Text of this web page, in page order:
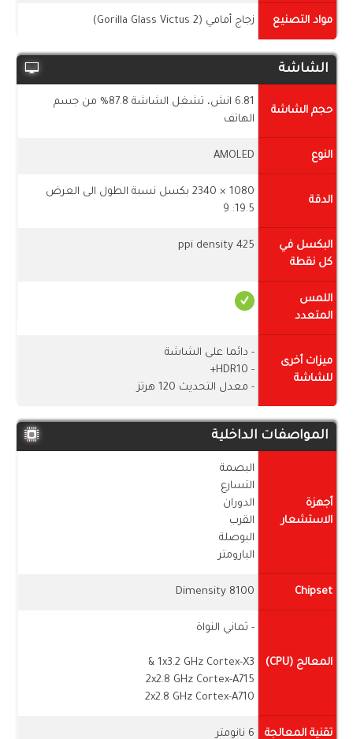
مواد التصنيع زجاج أمامي (Gorilla Glass Victus 2)
الشاشة
حجم الشاشة
6.81 انش، تشغل الشاشة 87.8% من جسم
الهاتف
النوع AMOLED
الدقة
1080 × 2340 بكسل نسبة الطول الى العرض
19.5: 9
البكسل في
كل نقطة
425 ppi density
اللمس
المتعدد
ميزات أخرى
للشاشة
- دائما على الشاشة
- HDR10+
- معدل التحديث 120 هرتز
المواصفات الداخلية
أجهزة
الاستشعار
البصمة
التسارع
الدوران
القرب
البوصلة
البارومتر
Chipset
Dimensity 8100
المعالج (CPU)
- ثماني النواة
1x3.2 GHz Cortex-X3 &
2x2.8 GHz Cortex-A715
2x2.8 GHz Cortex-A710
تقنية المعالجة 6 نانومتر